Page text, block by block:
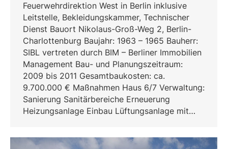
Feuerwehrdirektion West in Berlin inklusive
Leitstelle, Bekleidungskammer, Technischer
Dienst Bauort Nikolaus-Groß-Weg 2, Berlin-
Charlottenburg Baujahr: 1963 – 1965 Bauherr:
SIBL vertreten durch BIM – Berliner Immobilien
Management Bau- und Planungszeitraum:
2009 bis 2011 Gesamtbaukosten: ca.
9.700.000 € Maßnahmen Haus 6/7 Verwaltung:
Sanierung Sanitärbereiche Erneuerung
Heizungsanlage Einbau Lüftungsanlage mit…